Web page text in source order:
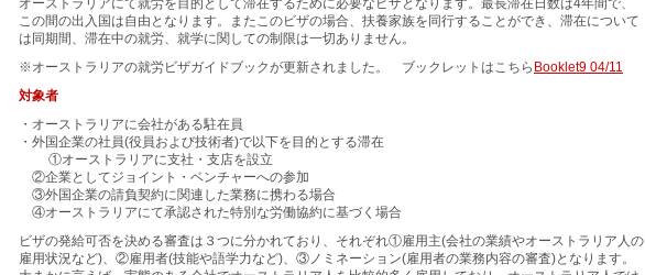
オーストラリアにて就労を目的として滞在するために必要なビザとなります。最長滞在日数は4年間で、
この間の出入国は自由となります。またこのビザの場合、扶養家族を同行することができ、滞在について
は同期間、滞在中の就労、就学に関しての制限は一切ありません。
※オーストラリアの就労ビザガイドブックが更新されました。 ブックレットはこちら Booklet9 04/11
対象者
・オーストラリアに会社がある駐在員
・外国企業の社員(役員および技術者)で以下を目的とする滞在
①オーストラリアに支社・支店を設立
②企業としてジョイント・ベンチャーへの参加
③外国企業の請負契約に関連した業務に携わる場合
④オーストラリアにて承認された特別な労働協約に基づく場合
ビザの発給可否を決める審査は３つに分かれており、それぞれ①雇用主(会社の業績やオーストラリア人の
雇用状況など)、②雇用者(技能や語学力など)、③ノミネーション(雇用者の業務内容の審査)となります。